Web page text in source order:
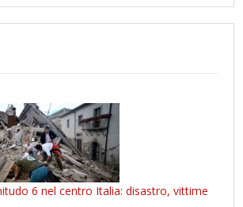
6 nel centro Italia: disastro, vittime